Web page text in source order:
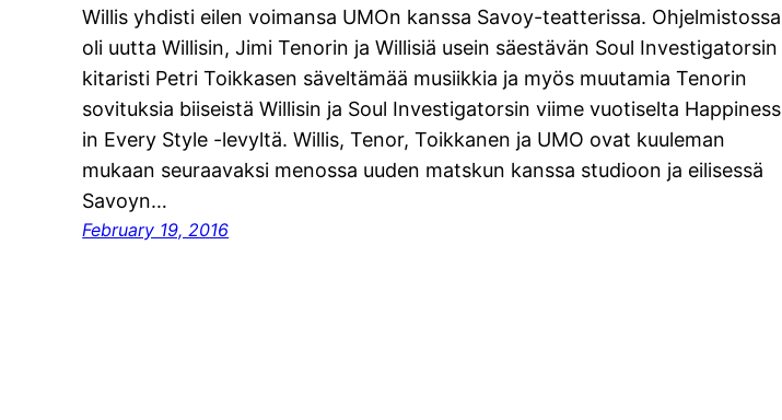
Willis yhdisti eilen voimansa UMOn kanssa Savoy-teatterissa. Ohjelmistossa
oli uutta Willisin, Jimi Tenorin ja Willisiä usein säestävän Soul Investigatorsin
kitaristi Petri Toikkasen säveltämää musiikkia ja myös muutamia Tenorin
sovituksia biiseistä Willisin ja Soul Investigatorsin viime vuotiselta Happiness
in Every Style -levyltä. Willis, Tenor, Toikkanen ja UMO ovat kuuleman
mukaan seuraavaksi menossa uuden matskun kanssa studioon ja eilisessä
Savoyn…
February 19, 2016